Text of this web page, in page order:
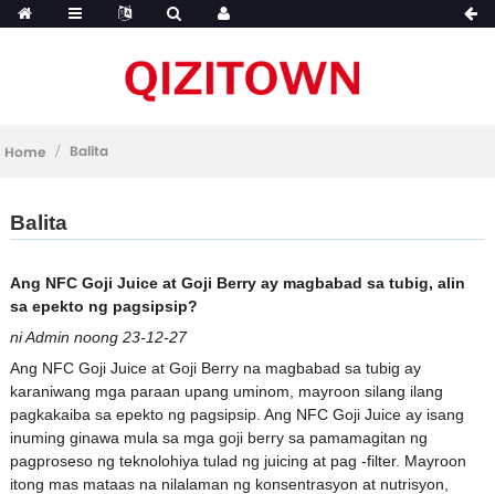
Home Balita
Balita
Ang NFC Goji Juice at Goji Berry ay magbabad sa tubig, alin
sa epekto ng pagsipsip?
ni Admin noong 23-12-27
Ang NFC Goji Juice at Goji Berry na magbabad sa tubig ay
karaniwang mga paraan upang uminom, mayroon silang ilang
pagkakaiba sa epekto ng pagsipsip. Ang NFC Goji Juice ay isang
inuming ginawa mula sa mga goji berry sa pamamagitan ng
pagproseso ng teknolohiya tulad ng juicing at pag -filter. Mayroon
itong mas mataas na nilalaman ng konsentrasyon at nutrisyon,